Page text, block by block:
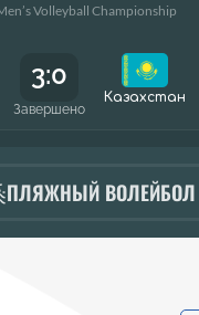
Volleyball Championship
3:0
Завершено
Казахстан
ПЛЯЖНЫЙ ВОЛЕЙБОЛ